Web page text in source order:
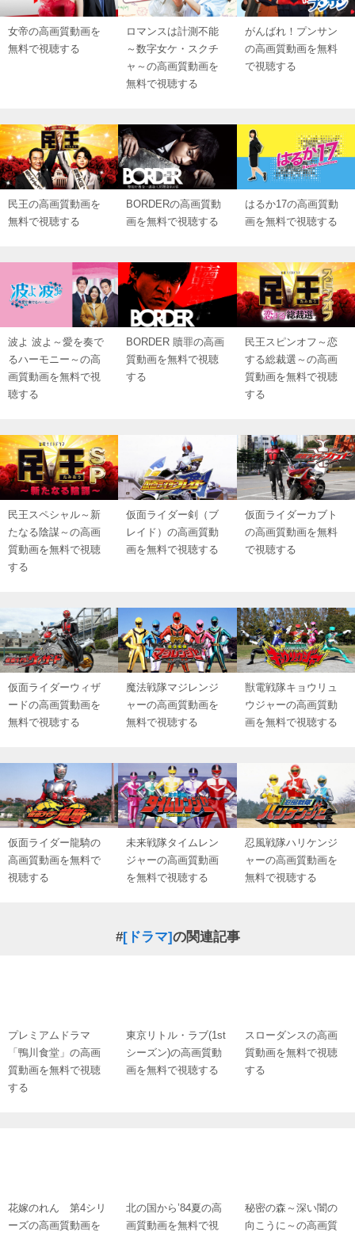
女帝の高画質動画を
無料で視聴する
ロマンスは計測不能
～数字女ケ・スクチ
ャ～の高画質動画を
無料で視聴する
がんばれ！プンサン
の高画質動画を無料
で視聴する
民王の高画質動画を
無料で視聴する
BORDERの高画質動
画を無料で視聴する
はるか17の高画質動
画を無料で視聴する
波よ 波よ～愛を奏で
るハーモニー～の高
画質動画を無料で視
聴する
BORDER 贖罪の高画
質動画を無料で視聴
する
民王スピンオフ～恋
する総裁選～の高画
質動画を無料で視聴
する
民王スペシャル～新
たなる陰謀～の高画
質動画を無料で視聴
する
仮面ライダー剣（ブ
レイド）の高画質動
画を無料で視聴する
仮面ライダーカブト
の高画質動画を無料
で視聴する
仮面ライダーウィザ
ードの高画質動画を
無料で視聴する
魔法戦隊マジレンジ
ャーの高画質動画を
無料で視聴する
獣電戦隊キョウリュ
ウジャーの高画質動
画を無料で視聴する
仮面ライダー龍騎の
高画質動画を無料で
視聴する
未来戦隊タイムレン
ジャーの高画質動画
を無料で視聴する
忍風戦隊ハリケンジ
ャーの高画質動画を
無料で視聴する
#[ドラマ]の関連記事
プレミアムドラマ
「鴨川食堂」の高画
質動画を無料で視聴
する
東京リトル・ラブ(1st
シーズン)の高画質動
画を無料で視聴する
スローダンスの高画
質動画を無料で視聴
する
花嫁のれん 第4シリ
ーズの高画質動画を
北の国から’84夏の高
画質動画を無料で視
秘密の森～深い闇の
向こうに～の高画質